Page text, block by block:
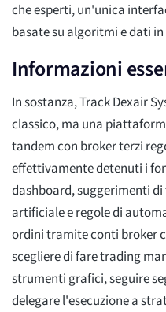
che esperti, un'unica
basate su algoritmi e dati
Informazioni
In sostanza, Track Dexair
classico, ma una
tandem con broker terzi
effettivamente detenuti i
dashboard, suggerimenti
artificiale e regole di
ordini tramite conti broker
scegliere di fare trading
strumenti grafici, seguire
delegare l'esecuzione a